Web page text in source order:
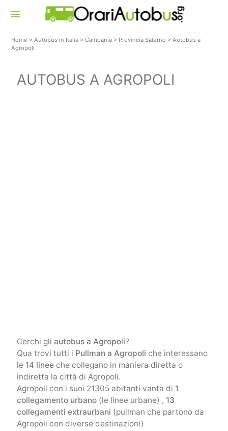
menu
Home >Autobus in Italia >Campania > Provincia Salerno >Autobus a
Agropoli
AUTOBUS A AGROPOLI
Cerchi gli autobus a Agropoli?
Qua trovi tutti i Pullman a Agropoli che interessano
le 14 lineeche collegano in maniera diretta o
indiretta la città di Agropoli.
Agropoli con i suoi 21305 abitanti vanta di 1
collegamento urbano(le linee urbane) , 13
collegamenti extraurbani (pullman che partono da
Agropoli con diverse destinazioni)